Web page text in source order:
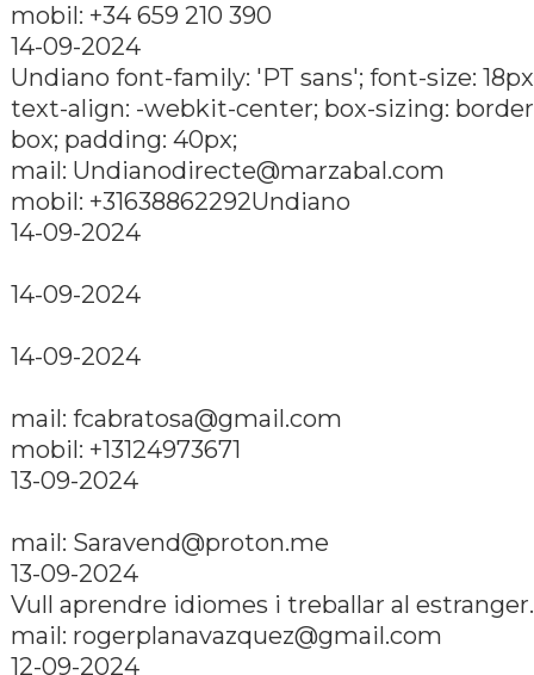
mobil: +34 659 210 390
14-09-2024
Undiano font-family: 'PT sans'; font-size:
text-align: -webkit-center; box-sizing:
box; padding: 40px;
mail: Undianodirecte@marzabal.com
mobil: +31638862292Undiano
14-09-2024
14-09-2024
14-09-2024
mail: fcabratosa@gmail.com
mobil: +13124973671
13-09-2024
mail: Saravend@proton.me
13-09-2024
Vull aprendre idiomes i treballar al estranger.
mail: rogerplanavazquez@gmail.com
12-09-2024